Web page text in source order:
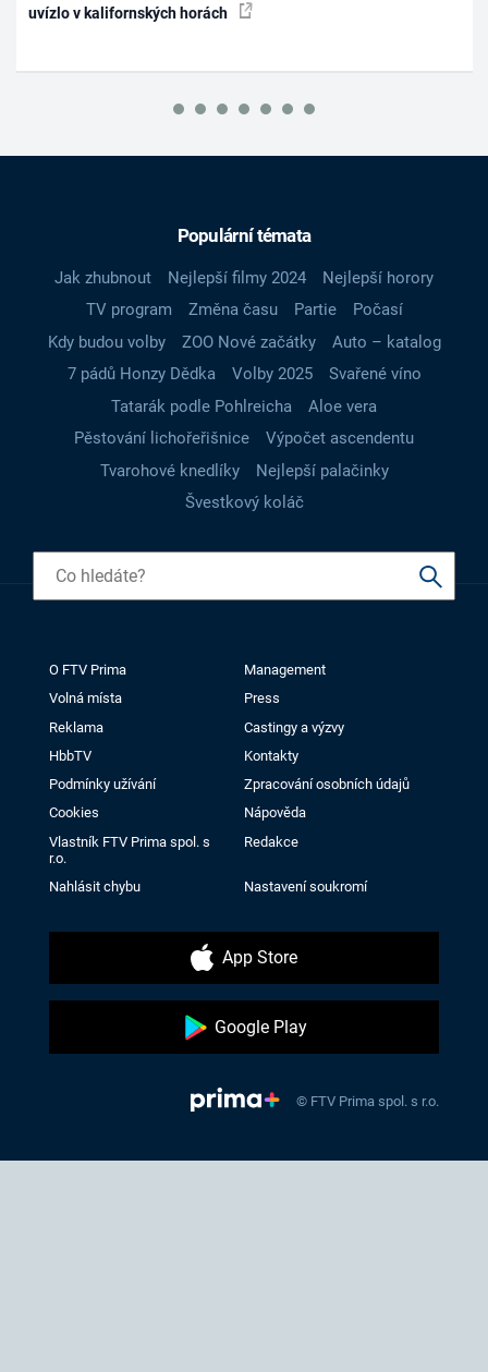
uvízlo v kalifornských horách
Populární témata
Jak zhubnout Nejlepší filmy 2024
Nejlepší horory
TV program
Změna času Partie
Počasí
Kdy budou volby
ZOO Nové začátky
Auto – katalog
7 pádů Honzy Dědka
Volby 2025
Svařené víno
Tatarák podle Pohlreicha
Aloe vera
Pěstování lichořeřišnice
Výpočet ascendentu
Tvarohové knedlíky
Nejlepší palačinky
Švestkový koláč
O FTV Prima
Management
Volná místa
Press
Reklama
Castingy a výzvy
HbbTV
Kontakty
Podmínky užívání
Zpracování osobních údajů
Cookies
Nápověda
Vlastník FTV Prima spol. s
r.o.
Redakce
Nahlásit chybu Nastavení soukromí
App Store
Google Play
© FTV Prima spol. s r.o.